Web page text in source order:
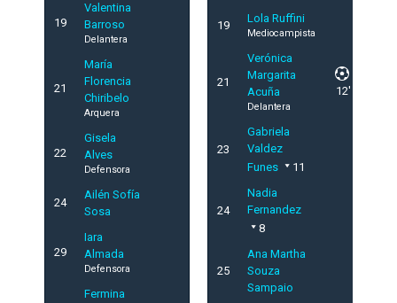
19
Valentina
Barroso
Delantera
21
María
Florencia
Chiribelo
Arquera
22
Gisela
Alves
Defensora
24
Ailén Sofía
Sosa
29
Iara
Almada
Defensora
Fermina
19
Lola Ruffini
Mediocampista
21
Verónica
Margarita
Acuña
Delantera
12'
23
Gabriela
Valdez
Funes
11
24
Nadia
Fernandez
8
25
Ana Martha
Souza
Sampaio